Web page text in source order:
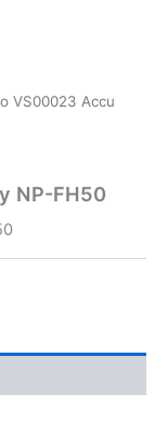
VS00023 Accu
NP-FH50